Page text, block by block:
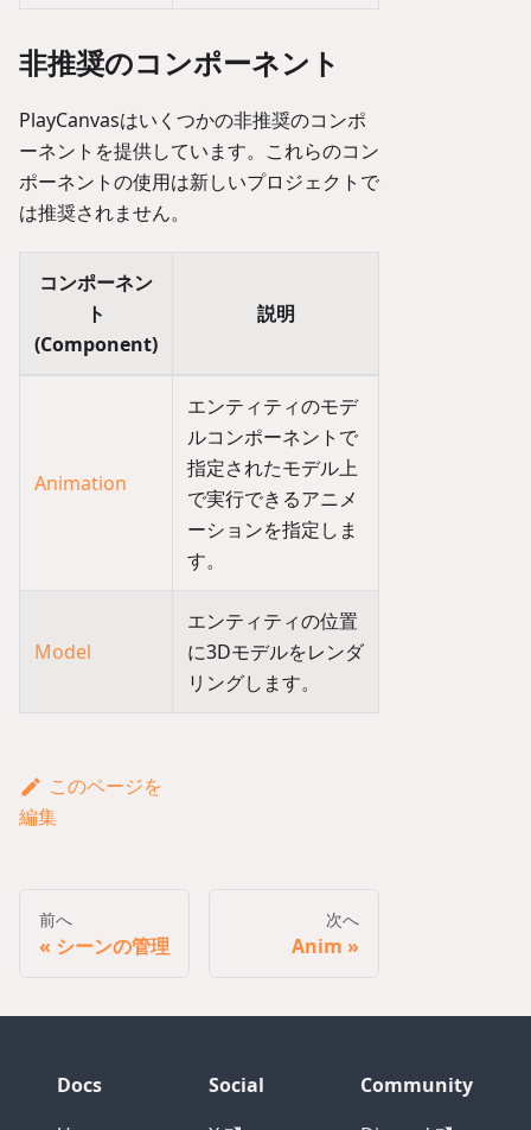
非推奨のコンポーネント
PlayCanvasはいくつかの非推奨のコンポ
ーネントを提供しています。これらのコン
ポーネントの使用は新しいプロジェクトで
は推奨されません。
コンポーネン
ト
(Component)
説明
Animation
エンティティのモデ
ルコンポーネントで
指定されたモデル上
で実行できるアニメ
ーションを指定しま
す。
Model
エンティティの位置
に3Dモデルをレンダ
リングします。
このページを
編集
前へ
シーンの管理
次へ
Anim
Docs
Social
Community